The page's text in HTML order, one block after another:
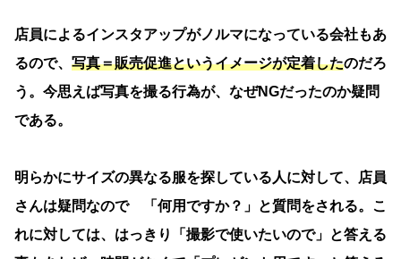
店員によるインスタアップがノルマになっている会社もあ
るので、 写真＝販売促進というイメージが定着したのだろ
う。今思えば写真を撮る行為が、なぜNGだったのか疑問
である。
明らかにサイズの異なる服を探している人に対して、店員
さんは疑問なので 「何用ですか？」と質問をされる。こ
れに対しては、はっきり「撮影で使いたいので」と答える